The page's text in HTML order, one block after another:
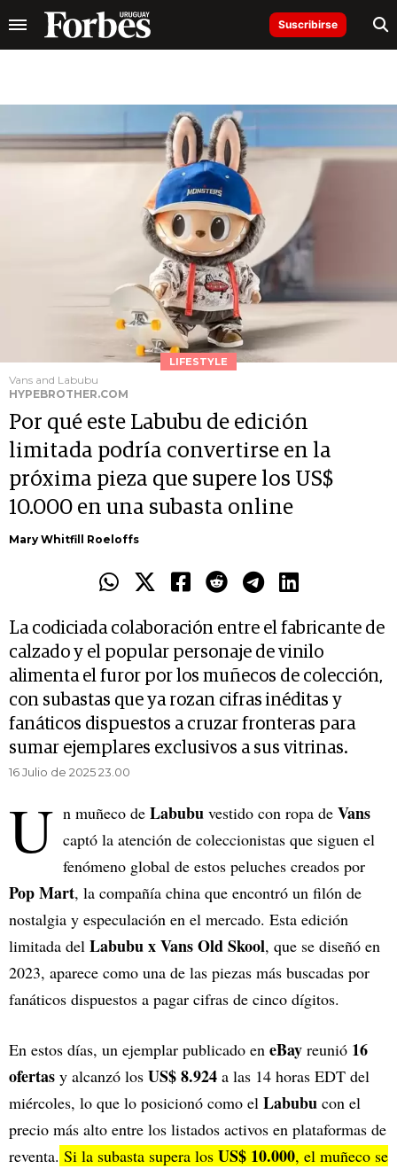
Suscribirse
LIFESTYLE
Vans and Labubu
HYPEBROTHER.COM
Por qué este Labubu de edición
limitada podría convertirse en la
próxima pieza que supere los US$
10.000 en una subasta online
Mary Whitfill Roeloffs
La codiciada colaboración entre el fabricante de
calzado y el popular personaje de vinilo
alimenta el furor por los muñecos de colección,
con subastas que ya rozan cifras inéditas y
fanáticos dispuestos a cruzar fronteras para
sumar ejemplares exclusivos a sus vitrinas.
16 Julio de 2025 23.00
U n muñeco de Labubu vestido con ropa de Vans
captó la atención de coleccionistas que siguen el
fenómeno global de estos peluches creados por
Pop Mart, la compañía china que encontró un filón de
nostalgia y especulación en el mercado. Esta edición
limitada del Labubu x Vans Old Skool, que se diseñó en
2023, aparece como una de las piezas más buscadas por
fanáticos dispuestos a pagar cifras de cinco dígitos.
En estos días, un ejemplar publicado en eBay reunió 16
ofertas y alcanzó los US$ 8.924 a las 14 horas EDT del
miércoles, lo que lo posicionó como el Labubu con el
precio más alto entre los listados activos en plataformas de
reventa. Si la subasta supera los US$ 10.000, el muñeco se